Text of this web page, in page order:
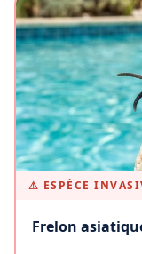
⚠ ESPÈCE
Frelon